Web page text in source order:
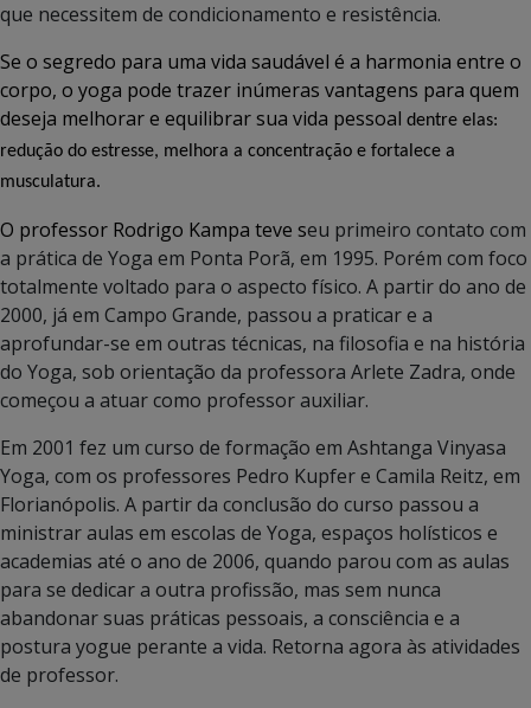
que necessitem de condicionamento e resistência.
Se o segredo para uma vida saudável é a harmonia entre o
corpo, o yoga pode trazer inúmeras vantagens para quem
deseja melhorar e equilibrar sua vida pessoal dentre elas:
redução do estresse, melhora a concentração e fortalece a
musculatura.
O professor Rodrigo Kampa teve seu primeiro contato com
a prática de Yoga em Ponta Porã, em 1995. Porém com foco
totalmente voltado para o aspecto físico. A partir do ano de
2000, já em Campo Grande, passou a praticar e a
aprofundar-se em outras técnicas, na filosofia e na história
do Yoga, sob orientação da professora Arlete Zadra, onde
começou a atuar como professor auxiliar.
Em 2001 fez um curso de formação em Ashtanga Vinyasa
Yoga, com os professores Pedro Kupfer e Camila Reitz, em
Florianópolis. A partir da conclusão do curso passou a
ministrar aulas em escolas de Yoga, espaços holísticos e
academias até o ano de 2006, quando parou com as aulas
para se dedicar a outra profissão, mas sem nunca
abandonar suas práticas pessoais, a consciência e a
postura yogue perante a vida. Retorna agora às atividades
de professor.